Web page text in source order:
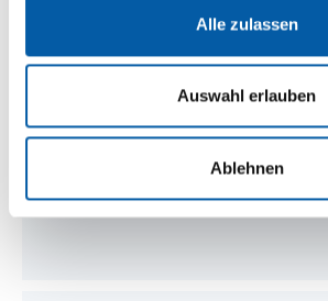
Alle zulassen
Auswahl erlauben
Ablehnen